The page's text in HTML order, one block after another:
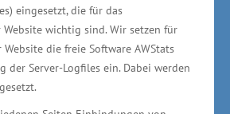
eingesetzt, die für das
wichtig sind. Wir setzen für
die freie Software AWStats
der Server-Logfiles ein. Dabei werden
im vergangenen Jahr auf ca.
Der Wert der Importe
der Gesamteinfuhren
handelt es sich bei
um Nahrungsmittel